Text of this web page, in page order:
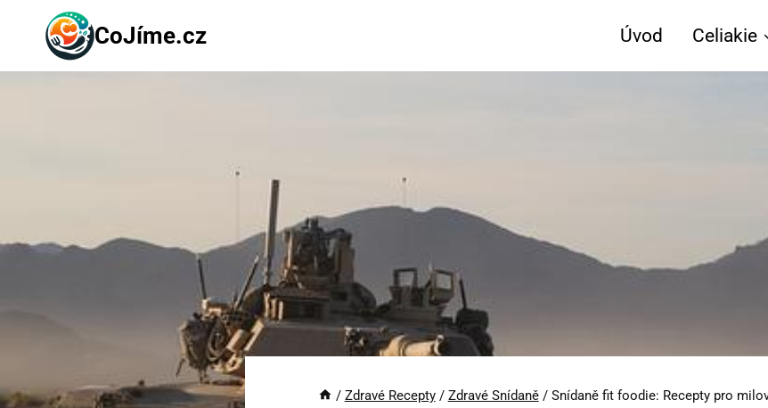
Přeskočit
CoJíme.cz Úvod Celiakie
/ Zdravé Recepty / Zdravé Snídaně / Snídaně fit foodie: Recepty pro